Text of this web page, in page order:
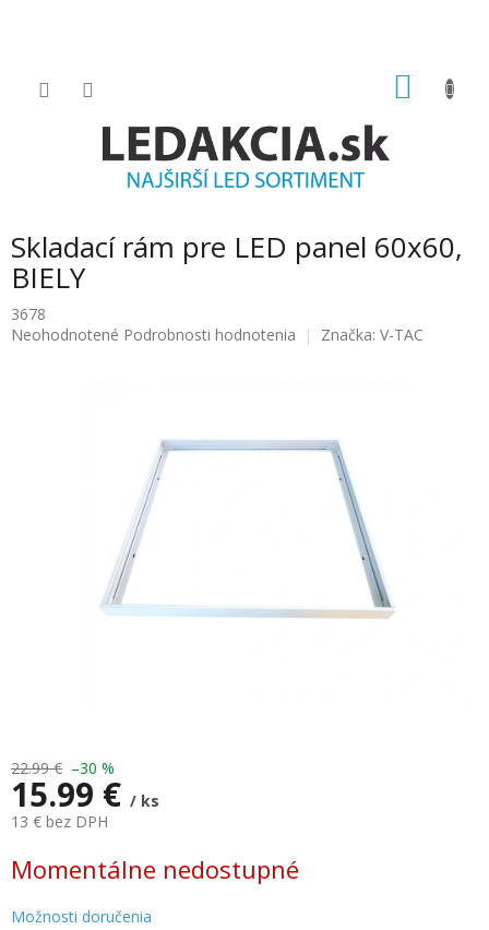
Skladací rám pre LED panel 60x60,
BIELY
3678
Priemerné
Neohodnotené Podrobnosti hodnotenia Značka: V-TAC
22.99 € –30 %
15.99 € / ks
13 € bez DPH
cena:
Momentálne nedostupné
Možnosti doručenia